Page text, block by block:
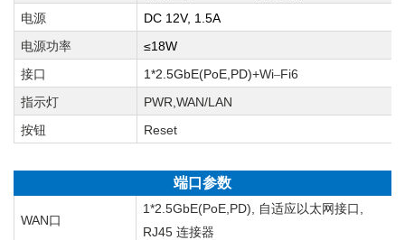
电源
DC 12V, 1.5A
电源功率
≤18W
接口
1*2.5GbE(PoE,PD)+Wi–Fi6
指示灯
PWR,WAN/LAN
按钮
Reset
端口参数
WAN口
1*2.5GbE(PoE,PD), 自适应以太网接口
RJ45连接器